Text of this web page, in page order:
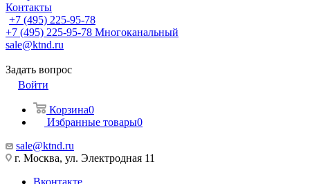
Контакты
+7 (495) 225-95-78
+7 (495) 225-95-78 Многоканальный
sale@ktnd.ru
Задать вопрос
Войти
Корзина0
Избранные товары0
sale@ktnd.ru
г. Москва, ул. Электродная 11
Вконтакте